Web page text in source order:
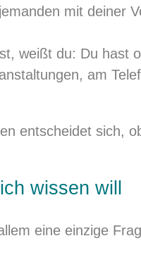
mit deiner
weißt du: Du hast
am
entscheidet sich,
wissen will
eine einzige